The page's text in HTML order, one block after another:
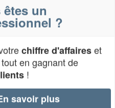
Franc Pommies
SANTOS
Bagneres
un
?
chiffre d'affaireset
tout en gagnant de
!
savoir plus